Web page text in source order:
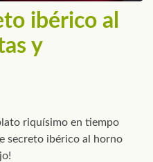
ibérico al
y
riquísimo en tiempo
secreto ibérico al horno